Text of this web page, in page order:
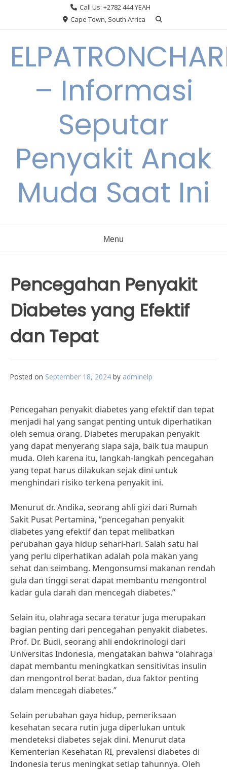
Call Us: +2782 444 YEAH
Cape Town, South Africa
– Informasi
Seputar
Penyakit Anak
Muda Saat Ini
Menu
Pencegahan Penyakit
Diabetes yang Efektif
dan Tepat
Posted on September 18, 2024 by adminelp
Pencegahan penyakit diabetes yang efektif dan tepat
menjadi hal yang sangat penting untuk diperhatikan
oleh semua orang. Diabetes merupakan penyakit
yang dapat menyerang siapa saja, baik tua maupun
muda. Oleh karena itu, langkah-langkah pencegahan
yang tepat harus dilakukan sejak dini untuk
menghindari risiko terkena penyakit ini.
Menurut dr. Andika, seorang ahli gizi dari Rumah
Sakit Pusat Pertamina, “pencegahan penyakit
diabetes yang efektif dan tepat melibatkan
perubahan gaya hidup sehari-hari. Salah satu hal
yang perlu diperhatikan adalah pola makan yang
sehat dan seimbang. Mengonsumsi makanan rendah
gula dan tinggi serat dapat membantu mengontrol
kadar gula darah dan mencegah diabetes.”
Selain itu, olahraga secara teratur juga merupakan
bagian penting dari pencegahan penyakit diabetes.
Prof. Dr. Budi, seorang ahli endokrinologi dari
Universitas Indonesia, mengatakan bahwa “olahraga
dapat membantu meningkatkan sensitivitas insulin
dan mengontrol berat badan, dua faktor penting
dalam mencegah diabetes.”
Selain perubahan gaya hidup, pemeriksaan
kesehatan secara rutin juga diperlukan untuk
mendeteksi diabetes sejak dini. Menurut data
Kementerian Kesehatan RI, prevalensi diabetes di
Indonesia terus meningkat setiap tahunnya. Oleh